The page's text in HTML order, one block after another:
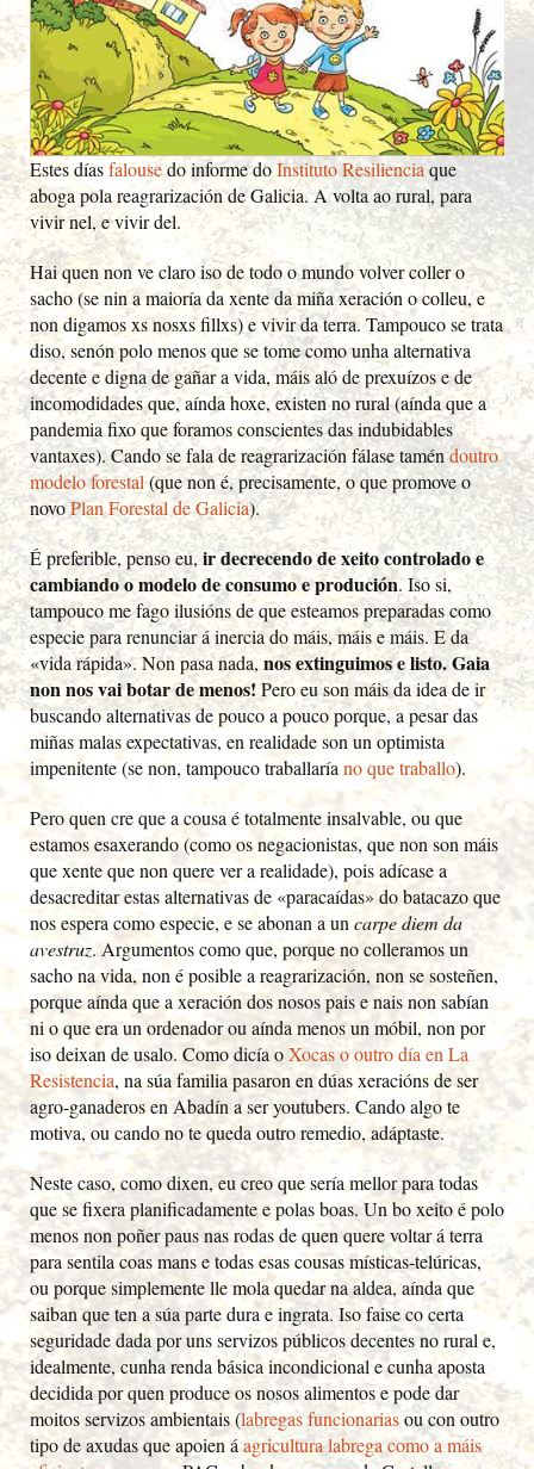
Estes díasfalousedo informe doInstituto Resilienciaque
aboga pola reagrarización de Galicia. A volta ao rural, para
vivir nel, e vivir del.
Hai quen non ve claro iso de todo o mundo volver coller o
sacho (se nin a maioría da xente da miña xeración o colleu, e
non digamos xs nosxs fillxs) e vivir da terra. Tampouco se trata
diso, senón polo menos que se tome como unha alternativa
decente e digna de gañar a vida, máis aló de prexuízos e de
incomodidades que, aínda hoxe, existen no rural (aínda que a
pandemia fixo que foramos conscientes das indubidables
vantaxes). Cando se fala de reagrarización fálase taméndoutro
modelo forestal(que non é, precisamente, o que promove o
novoPlan Forestal de Galicia).
É preferible, penso eu, ir decrecendo de xeito controlado e
cambiando o modelo de consumo e produción. Iso si,
tampouco me fago ilusións de que esteamos preparadas como
especie para renunciar á inercia do máis, máis e máis. E da
«vida rápida». Non pasa nada,nos extinguimos e listo. Gaia
non nos vai botar de menos! Pero eu son máis da idea de ir
buscando alternativas de pouco a pouco porque, a pesar das
miñas malas expectativas, en realidade son un optimista
impenitente (se non, tampouco traballaríano que traballo).
Pero quen cre que a cousa é totalmente insalvable, ou que
estamos esaxerando (como os negacionistas, que non son máis
que xente que non quere ver a realidade), pois adícase a
desacreditar estas alternativas de «paracaídas» do batacazo que
nos espera como especie, e se abonan a uncarpe diem da
avestruz. Argumentos como que, porque no colleramos un
sacho na vida, non é posible a reagrarización, non se sosteñen,
porque aínda que a xeración dos nosos pais e nais non sabían
ni o que era un ordenador ou aínda menos un móbil, non por
iso deixan de usalo. Como dicía oXocas o outro día en La
Resistencia, na súa familia pasaron en dúas xeracións de ser
agro-ganaderos en Abadín a ser youtubers. Cando algo te
motiva, ou cando no te queda outro remedio, adáptaste.
Neste caso, como dixen, eu creo que sería mellor para todas
que se fixera planificadamente e polas boas. Un bo xeito é polo
menos non poñer paus nas rodas de quen quere voltar á terra
para sentila coas mans e todas esas cousas místicas-telúricas,
ou porque simplemente lle mola quedar na aldea, aínda que
saiban que ten a súa parte dura e ingrata. Iso faise co certa
seguridade dada por uns servizos públicos decentes no rural e,
idealmente, cunha renda básica incondicional e cunha aposta
decidida por quen produce os nosos alimentos e pode dar
moitos servizos ambientais (labregas funcionariasou con outro
tipo de axudas que apoien áagricultura labrega como a máis